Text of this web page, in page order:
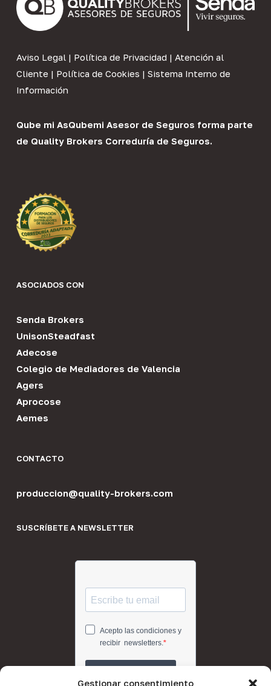
Gestionar consentimiento
Aviso Legal| Política de Privacidad | Atención al
Cliente | Política de Cookies | Sistema Interno de
Información
Qube mi AsQubemi Asesor de Seguros forma parte
de Quality Brokers Correduría de Seguros.
ASOCIADOS CON
Senda Brokers
UnisonSteadfast
Adecose
Colegio de Mediadores de Valencia
Agers
Aprocose
Aemes
CONTACTO
produccion@quality-brokers.com
SUSCRÍBETE A NEWSLETTER